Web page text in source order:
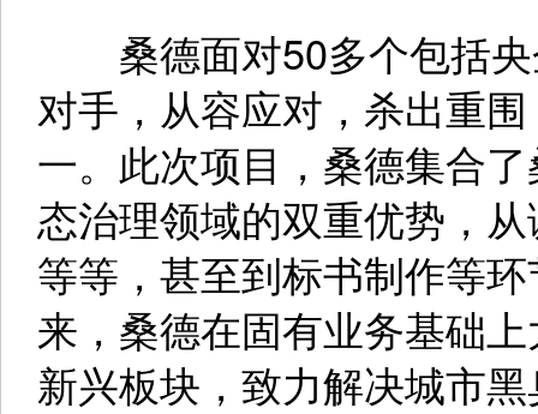
桑德面对50多个包括央
对手，从容应对，杀出重
一。此次项目，桑德集合
态治理领域的双重优势，
等等，甚至到标书制作等
来，桑德在固有业务基础
新兴板块，致力解决城市